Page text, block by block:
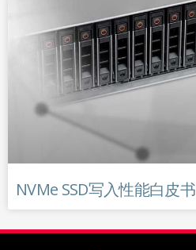
NVMe SSD写入性能白皮书